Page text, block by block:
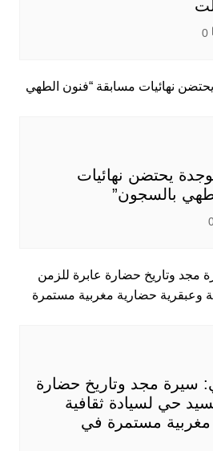
0
يحتضن نهائيات
بالسجون”
سيرة مجد وتاريخ حضارة
حي لسيادة ثقافية
مغربية مستمرة في